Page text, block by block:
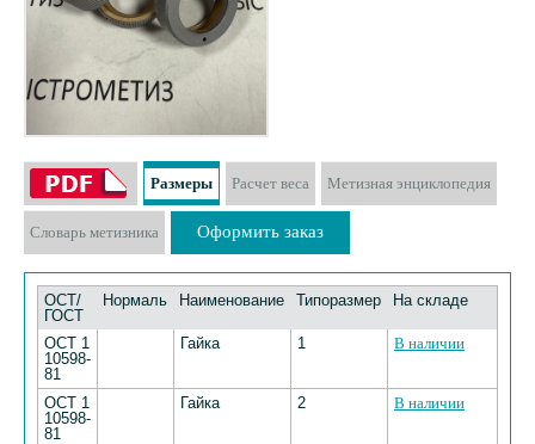
Размеры Расчет веса Метизная энциклопедия
Словарь метизника Оформить заказ
ОСТ/
ГОСТ
Нормаль Наименование Типоразмер На складе
ОСТ 1
10598-
81
Гайка 1 В наличии
ОСТ 1
10598-
81
Гайка 2 В наличии